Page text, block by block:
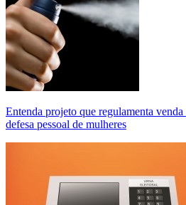
Entenda projeto que regulamenta
defesa pessoal de mulheres